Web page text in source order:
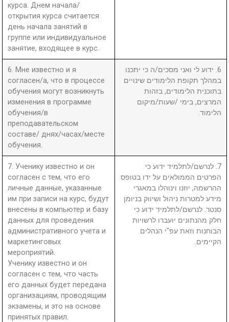
курса. Днем начала/
открытия курса считается
день начала занятий в
группе или индивидуальное
занятие, входящее в курс.
6. Мне известно и я
согласен/а, что в процессе
обучения могут возникнуть
изменения в программе
обучения/в
преподавательском
составе/ днях/часах/месте
обучения.
6. ידוע לי ואני מסכים/ה כי יתכנו
במהלך תקופת הלימודים שינויים
בתוכנית הלימודים, בזהות
המרצים, בימי /שעות/מיקום
הלימוד.
7. Ученику известно и он
согласен с тем, что его
личные данные, указанные
им при записи на курс, будут
внесены в компьютер и базу
данных для проведения
административного учета и
маркетинговых
мероприятий.
Ученику известно и он
согласен с тем, что часть
его данных будет передана
организациям, проводящим
экзамены, и это на основе
принятых правил.
7. לנרשם/לתלמיד ידוע כי
הפרטים הממולאים על ידו בטופס
ההרשמה, יוזנו וינוהלו במאגרי
מידע למטרות ניהול ושיווק בניומן
סנטר. לנרשם/לתלמיד ידוע כי
חלק מהנתונים יועברו לרשויות
הבוחנות וזאת עפ"י הנהלים
הקיימים.